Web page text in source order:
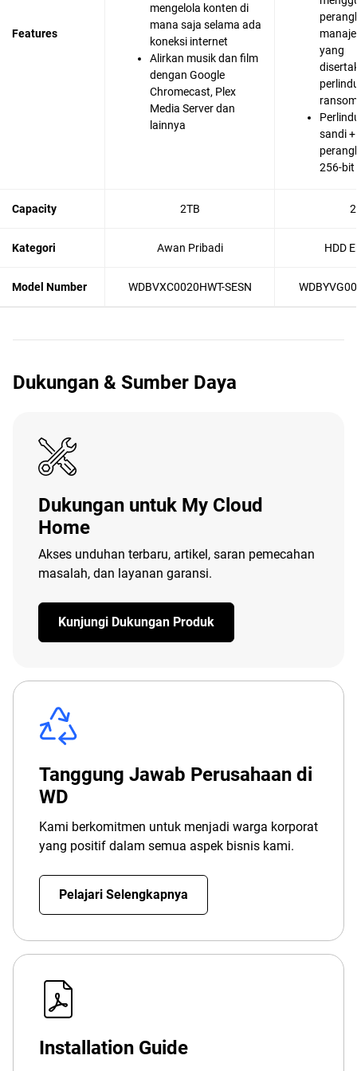
Features
mengelola konten di
mana saja selama ada
koneksi internet
Alirkan musik dan film
dengan Google
Chromecast, Plex
Media Server dan
lainnya
yang
sandi
256-bit
Capacity 2TB
Kategori Awan Pribadi HDD
Model Number WDBVXC0020HWT-SESN
Dukungan & Sumber Daya
Dukungan untuk My Cloud
Home
Akses unduhan terbaru, artikel, saran pemecahan
masalah, dan layanan garansi.
Kunjungi Dukungan Produk
Tanggung Jawab Perusahaan di
WD
Kami berkomitmen untuk menjadi warga korporat
yang positif dalam semua aspek bisnis kami.
Pelajari Selengkapnya
Installation Guide